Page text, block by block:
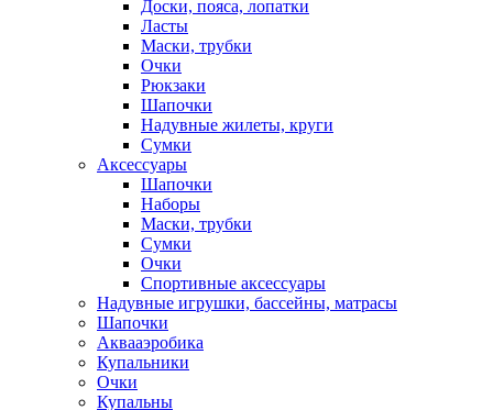
Доски, пояса, лопатки
Ласты
Маски, трубки
Очки
Рюкзаки
Шапочки
Надувные жилеты, круги
Сумки
Аксессуары
Шапочки
Наборы
Маски, трубки
Сумки
Очки
Спортивные аксессуары
Надувные игрушки, бассейны, матрасы
Шапочки
Аквааэробика
Купальники
Очки
Купальны